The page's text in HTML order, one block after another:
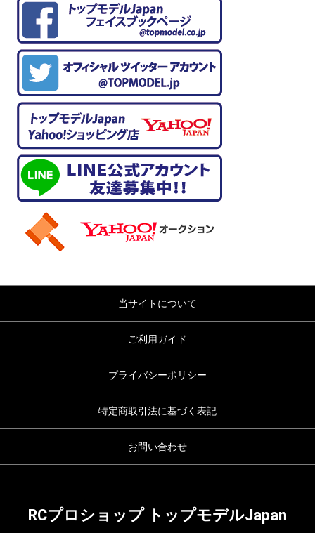
当サイトについて
ご利用ガイド
プライバシーポリシー
特定商取引法に基づく表記
お問い合わせ
RCプロショップ トップモデルJapan